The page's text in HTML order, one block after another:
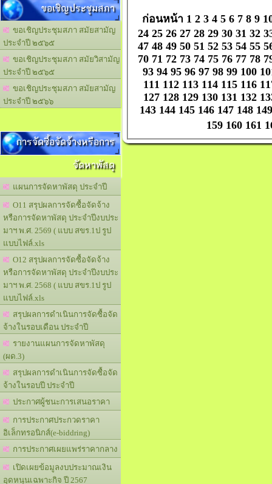
ขอเชิญประชุมสภา
ขอเชิญประชุมสภา สมัยสามัญ
ประจำปี ๒๕๖๕
ขอเชิญประชุมสภา สมัยวิสามัญ
ประจำปี ๒๕๖๕
ขอเชิญประชุมสภา สมัยสามัญ
ประจำปี ๒๕๖๖
การจัดซื้อจัดจ้างหรือการ
จัดหาพัสดุ
แผนการจัดหาพัสดุ ประจำปี
O11 สรุปผลการจัดซื้อจัดจ้าง
หรือการจัดหาพัสดุ ประจำปีงบประ
มาฯ พ.ศ. 2569 ( แบบ สขร.1ป รูป
แบบไฟล์.xls
O12 สรุปผลการจัดซื้อจัดจ้าง
หรือการจัดหาพัสดุ ประจำปีงบประ
มาฯ พ.ศ. 2568 ( แบบ สขร.1ป รูป
แบบไฟล์.xls
สรุปผลการดำเนินการจัดซื้อจัด
จ้างในรอบเดือน ประจำปี
รายงานแผนการจัดหาพัสดุ
(ผด.3)
สรุปผลการดำเนินการจัดซื้อจัด
จ้างในรอบปี ประจำปี
ประกาศผู้ชนะการเสนอราคา
การประกาศประกวดราคา
อิเล็กทรอนิกส์(e-biddring)
การประกาศเผยแพร่ราคากลาง
เปิดเผยข้อมูลงบประมาณเงิน
อุดหนุนเฉพาะกิจ ปี 2567
ก่อนหน้า 1 2 3 4 5 6 7 8 9
24 25 26 27 28 29 30 31 32
47 48 49 50 51 52 53 54 55
70 71 72 73 74 75 76 77 78
93 94 95 96 97 98 99 100
111 112 113 114 115 116
127 128 129 130 131 132
143 144 145 146 147 148 149
159 160 161